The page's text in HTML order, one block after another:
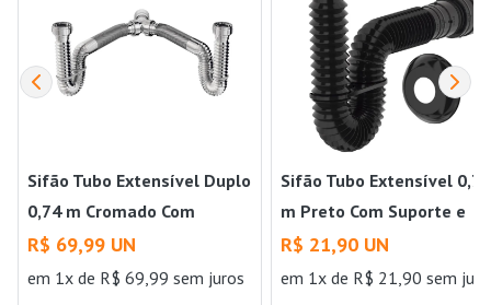
Sifão Tubo Extensível Duplo
0,74 m Cromado Com
Suportes e Canopla Censi
R$ 69,99 UN
em 1x de R$ 69,99 sem juros
Sifão Tubo Extensível 0,74
m Preto Com Suporte e
Canopla Censi
R$ 21,90 UN
em 1x de R$ 21,90 sem